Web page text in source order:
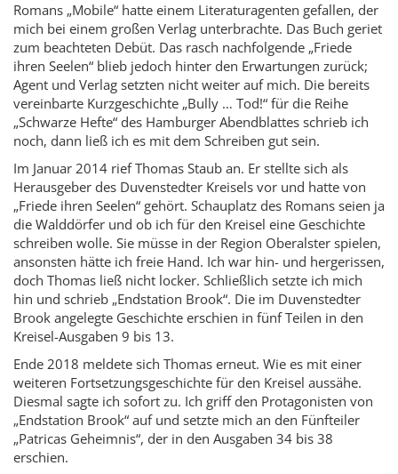
Romans „Mobile“ hatte einem Literaturagenten gefallen, der
mich bei einem großen Verlag unterbrachte. Das Buch geriet
zum beachteten Debüt. Das rasch nachfolgende „Friede
ihren Seelen“ blieb jedoch hinter den Erwartungen zurück;
Agent und Verlag setzten nicht weiter auf mich. Die bereits
vereinbarte Kurzgeschichte „Bully … Tod!“ für die Reihe
„Schwarze Hefte“ des Hamburger Abendblattes schrieb ich
noch, dann ließ ich es mit dem Schreiben gut sein.
Im Januar 2014 rief Thomas Staub an. Er stellte sich als
Herausgeber des Duven­stedter Kreisels vor und hatte von
„Friede ihren Seelen“ gehört. Schauplatz des Romans seien ja
die Walddörfer und ob ich für den Kreisel eine Geschichte
schreiben wolle. Sie müsse in der Region Oberalster spielen,
ansonsten hätte ich freie Hand. Ich war hin- und hergerissen,
doch Thomas ließ nicht locker. Schließlich setzte ich mich
hin und schrieb „Endstation Brook“. Die im Duvenstedter
Brook angelegte Geschichte erschien in fünf Teilen in den
Kreisel-Ausgaben 9 bis 13.
Ende 2018 meldete sich Thomas erneut. Wie es mit einer
weiteren Fortsetzungsgeschichte für den Kreisel aussähe.
Diesmal sagte ich sofort zu. Ich griff den Protagonisten von
„Endstation Brook“ auf und setzte mich an den Fünfteiler
„Patricas Geheimnis“, der in den Ausgaben 34 bis 38
erschien.